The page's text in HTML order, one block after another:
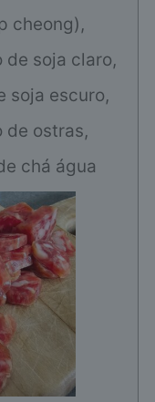
cheong),
de soja claro,
soja escuro,
de ostras,
chá água